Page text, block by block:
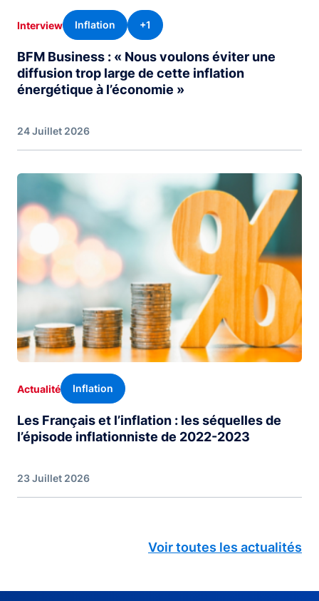
Interview Inflation +1
BFM Business : « Nous voulons éviter une
diffusion trop large de cette inflation
énergétique à l’économie »
24 Juillet 2026
Image
Actualité Inflation
Les Français et l’inflation : les séquelles de
l’épisode inflationniste de 2022-2023
23 Juillet 2026
Voir toutes les actualités